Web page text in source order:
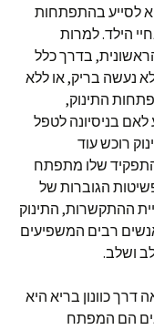
לסייע בהתפתחות
הילד. למרות
בדרך כלל
נעשה בריק, או ללא
התינוק,
בניסיונה לטפל
רוכש עוד
והתפקיד שלו מתפתח
הגוברות של
ההתקשרות, התינוק
רבים המשפיעים
ושלב.
כוונון בריא היא
הם המפתח